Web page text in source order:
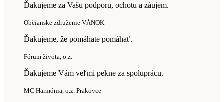
Ďakujeme za Vašu podporu, ochotu a záujem.
Občianske združenie VÁNOK
Ďakujeme, že pomáhate pomáhať.
Fórum života, o.z.
Ďakujeme Vám veľmi pekne za spoluprácu.
MC Harmónia, o.z. Prakovce